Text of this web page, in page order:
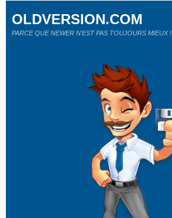
OLDVERSION.COM
PARCE QUE NEWER N'EST PAS TOUJOURS MIEUX !